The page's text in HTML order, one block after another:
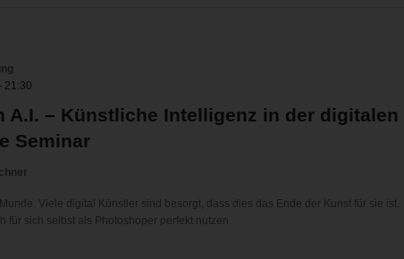
A.I. – Künstliche Intelligenz in der digitalen
Seminar
- 21:30
Viele digital Künstler sind besorgt, dass dies das Ende der Kunst für sie ist.
für sich selbst als Photoshoper perfekt nutzen.